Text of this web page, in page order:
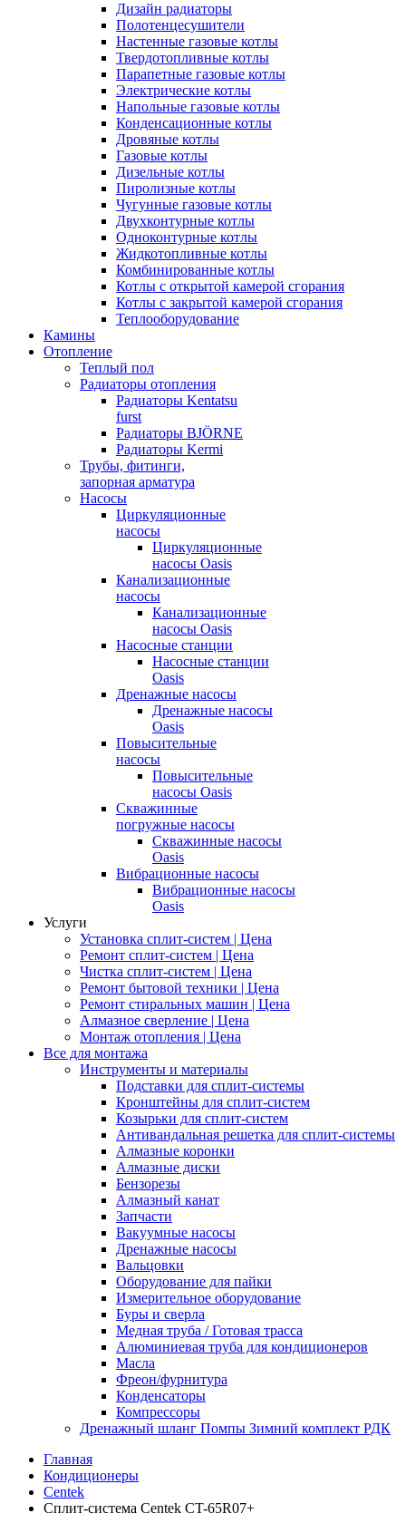
Дизайн радиаторы
Полотенцесушители
Настенные газовые котлы
Твердотопливные котлы
Парапетные газовые котлы
Электрические котлы
Напольные газовые котлы
Конденсационные котлы
Дровяные котлы
Газовые котлы
Дизельные котлы
Пиролизные котлы
Чугунные газовые котлы
Двухконтурные котлы
Одноконтурные котлы
Жидкотопливные котлы
Комбинированные котлы
Котлы с открытой камерой сгорания
Котлы с закрытой камерой сгорания
Теплооборудование
Камины
Отопление
Теплый пол
Радиаторы отопления
Радиаторы Kentatsu
furst
Радиаторы BJÖRNE
Радиаторы Kermi
Трубы, фитинги,
запорная арматура
Насосы
Циркуляционные
насосы
Циркуляционные
насосы Oasis
Канализационные
насосы
Канализационные
насосы Oasis
Насосные станции
Насосные станции
Oasis
Дренажные насосы
Дренажные насосы
Oasis
Повысительные
насосы
Повысительные
насосы Oasis
Скважинные
погружные насосы
Скважинные насосы
Oasis
Вибрационные насосы
Вибрационные насосы
Oasis
Услуги
Установка сплит-систем | Цена
Ремонт сплит-систем | Цена
Чистка сплит-систем | Цена
Ремонт бытовой техники | Цена
Ремонт стиральных машин | Цена
Алмазное сверление | Цена
Монтаж отопления | Цена
Все для монтажа
Инструменты и материалы
Подставки для сплит-системы
Кронштейны для сплит-систем
Козырьки для сплит-систем
Антивандальная решетка для сплит-системы
Алмазные коронки
Алмазные диски
Бензорезы
Алмазный канат
Запчасти
Вакуумные насосы
Дренажные насосы
Вальцовки
Оборудование для пайки
Измерительное оборудование
Буры и сверла
Медная труба / Готовая трасса
Алюминиевая труба для кондиционеров
Масла
Фреон/фурнитура
Конденсаторы
Компрессоры
Дренажный шланг Помпы Зимний комплект РДК
Главная
Кондиционеры
Centek
Сплит-система Centek CT-65R07+